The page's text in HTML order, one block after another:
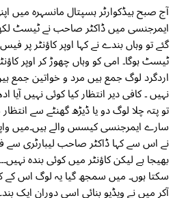
آج صبح ہیڈکوارٹر ہسپتال مانسہرہ میں
ایمرجنسی میں ڈاکٹر صاحب نے ٹیسٹ
گئے تو وہاں بندے نے کہا اوپر کاؤنٹر پر
ٹیسٹ ہوگا۔ امی کو وہاں چھوڑ کر اوپر
اردگرد لوگ جمع ہیں مرد و خواتین جمع
نہیں ۔ کافی دیر انتظار کیا کوئی نہیں
تو پتہ چلا لوگ دو یا ڈیڑھ گھنٹے سے
سارے ایمرجنسی کیسس والے ہیں۔میں
نے اس سے کہا ڈاکٹر صاحب لیبارٹری
بھیجا ہے لیکن کاؤنٹر میں کوئی بندہ
سکتا ہوں۔ میں سمجھ گیا یہ لوگ اس کے
آکر میں نے ویڈیو بنائی اسی دوران ایک